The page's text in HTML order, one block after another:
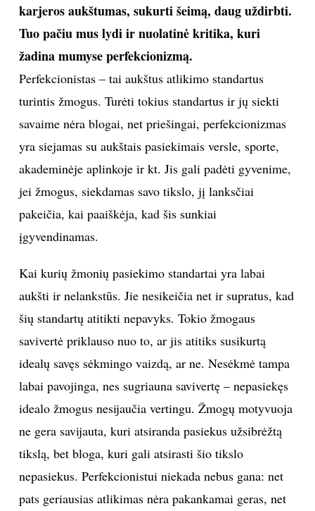
ĮDOMYBĖS
ISTORIJA
KNYGOS
NAMAI
VIRTUVĖ
VAIKAI
KONTAKTAI
PRIVATUMO POLITIKA
Sekite mus:
karjeros aukštumas, sukurti šeimą, daug uždirbti.
Tuo pačiu mus lydi ir nuolatinė kritika, kuri
žadina mumyse perfekcionizmą.
Perfekcionistas – tai aukštus atlikimo standartus
turintis žmogus. Turėti tokius standartus ir jų siekti
savaime nėra blogai, net priešingai, perfekcionizmas
yra siejamas su aukštais pasiekimais versle, sporte,
akademinėje aplinkoje ir kt. Jis gali padėti gyvenime,
jei žmogus, siekdamas savo tikslo, jį lanksčiai
pakeičia, kai paaiškėja, kad šis sunkiai
įgyvendinamas.
Kai kurių žmonių pasiekimo standartai yra labai
aukšti ir nelankstūs. Jie nesikeičia net ir supratus, kad
šių standartų atitikti nepavyks. Tokio žmogaus
savivertė priklauso nuo to, ar jis atitiks susikurtą
idealų savęs sėkmingo vaizdą, ar ne. Nesėkmė tampa
labai pavojinga, nes sugriauna savivertę – nepasiekęs
idealo žmogus nesijaučia vertingu. Žmogų motyvuoja
ne gera savijauta, kuri atsiranda pasiekus užsibrėžtą
tikslą, bet bloga, kuri gali atsirasti šio tikslo
nepasiekus. Perfekcionistui niekada nebus gana: net
pats geriausias atlikimas nėra pakankamai geras, net